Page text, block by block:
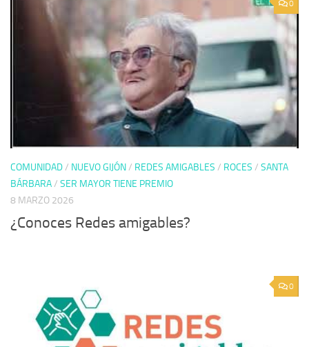
0
COMUNIDAD/ NUEVO GIJÓN/ REDES AMIGABLES / ROCES / SANTA
BÁRBARA/ SER MAYOR TIENE PREMIO
8 MARZO 2026
¿Conoces Redes amigables?
0